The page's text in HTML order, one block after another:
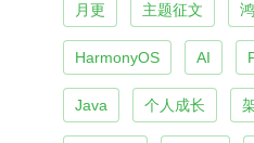
月更 主题征文
HarmonyOS AI
Java 个人成长